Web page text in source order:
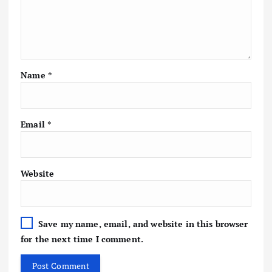
Name *
Email *
Website
Save my name, email, and website in this browser
for the next time I comment.